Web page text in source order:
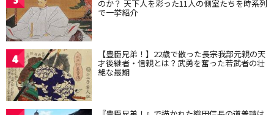
のか？ 天下人を彩った11人の側室たちを時系列
で一挙紹介
4 【豊臣兄弟！】22歳で散った長宗我部元親の天
才後継者・信親とは？武勇を奮った若武者の壮
絶な最期